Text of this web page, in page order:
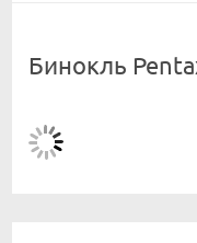
Бинокль